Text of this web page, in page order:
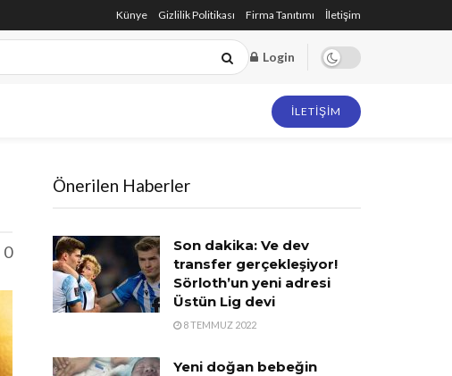
Künye Gizlilik Politikası Firma Tanıtımı İletişim
Login
İLETIŞIM
0
Önerilen Haberler
Son dakika: Ve dev
transfer gerçekleşiyor!
Sörloth’un yeni adresi
Üstün Lig devi
8 TEMMUZ 2022
Yeni doğan bebeğin